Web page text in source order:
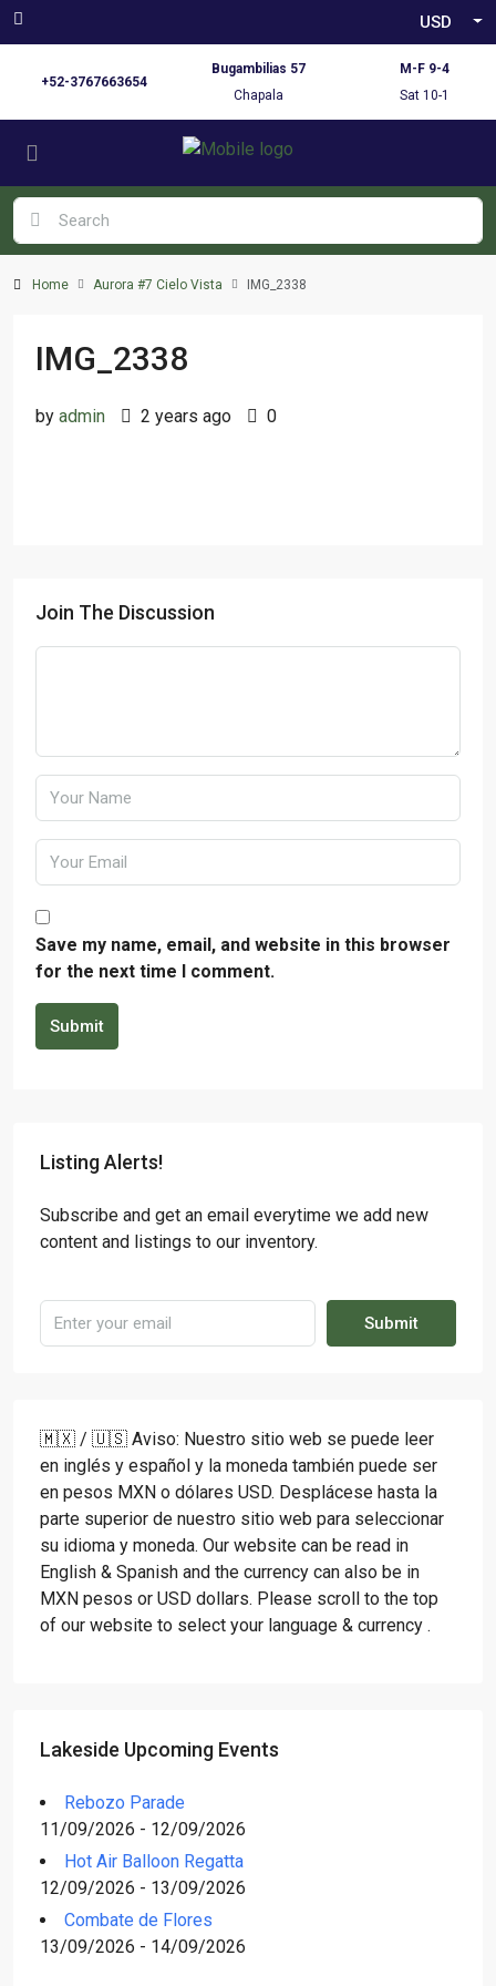
USD
+52-3767663654
Bugambilias 57
Chapala
M-F 9-4
Sat 10-1
Home Aurora #7 Cielo Vista IMG_2338
IMG_2338
by admin 2 years ago 0
Join The Discussion
Save my name, email, and website in this browser
for the next time I comment.
Submit
Listing Alerts!
Subscribe and get an email everytime we add new
content and listings to our inventory.
Submit
🇲🇽 / 🇺🇸 Aviso: Nuestro sitio web se puede leer
en inglés y español y la moneda también puede ser
en pesos MXN o dólares USD. Desplácese hasta la
parte superior de nuestro sitio web para seleccionar
su idioma y moneda. Our website can be read in
English & Spanish and the currency can also be in
MXN pesos or USD dollars. Please scroll to the top
of our website to select your language & currency .
Lakeside Upcoming Events
Rebozo Parade
11/09/2026 - 12/09/2026
Hot Air Balloon Regatta
12/09/2026 - 13/09/2026
Combate de Flores
13/09/2026 - 14/09/2026